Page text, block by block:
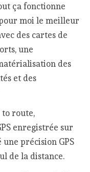
ça fonctionne
moi le meilleur
des cartes de
une
des
et des
to route,
enregistrée sur
précision GPS
de la distance.